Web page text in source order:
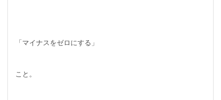
「マイナスをゼロにする」
こと。